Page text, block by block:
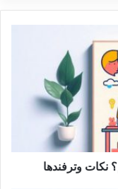
وترفندها